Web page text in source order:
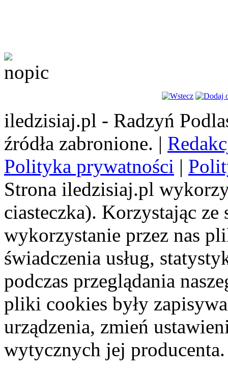
iledzisiaj.pl - Radzyń
źródła zabronione. |
Polityka prywatności |
Strona iledzisiaj.pl
ciasteczka). Korzystając
wykorzystanie przez nas
świadczenia usług,
podczas przeglądania
pliki cookies były
urządzenia, zmień
wytycznych jej producenta.